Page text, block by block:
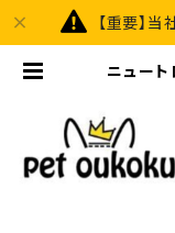
【重要】
ニュート